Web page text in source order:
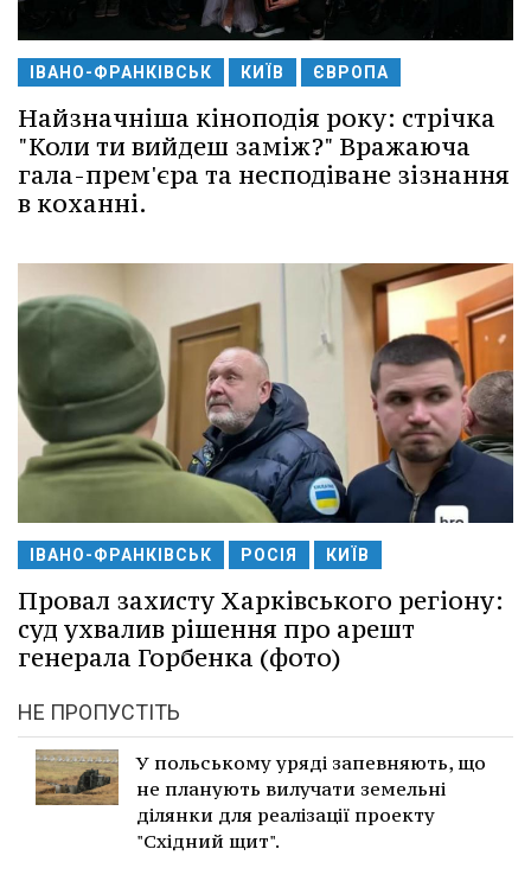
ІВАНО-ФРАНКІВСЬК КИЇВ ЄВРОПА
Найзначніша кіноподія року: стрічка
"Коли ти вийдеш заміж?" Вражаюча
гала-прем'єра та несподіване зізнання
в коханні.
ІВАНО-ФРАНКІВСЬК РОСІЯ КИЇВ
Провал захисту Харківського регіону:
суд ухвалив рішення про арешт
генерала Горбенка (фото)
НЕ ПРОПУСТІТЬ
У польському уряді запевняють, що
не планують вилучати земельні
ділянки для реалізації проекту
"Східний щит".